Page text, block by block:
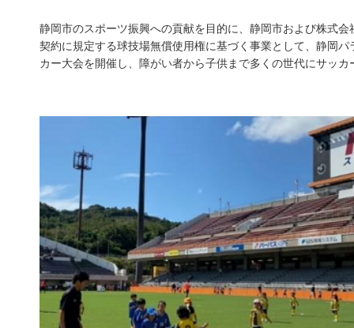
静岡市のスポーツ振興への貢献を目的に、静岡市および株式
契約に規定する球技場無償使用権に基づく事業として、静岡
カー大会を開催し、障がい者から子供まで多くの世代にサッ